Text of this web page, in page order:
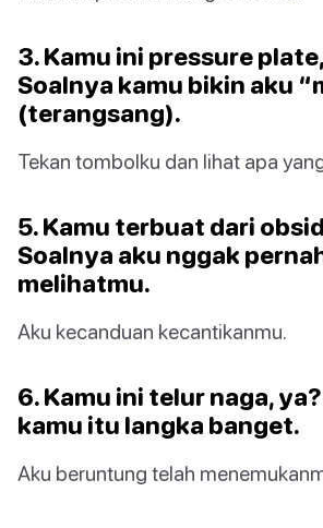
3. Kamu ini pressure
Soalnya kamu bikin aku
(terangsang).
Tekan tombolku dan lihat apa
5. Kamu terbuat dari
Soalnya aku nggak
melihatmu.
Aku kecanduan kecantikanmu.
6. Kamu ini telur naga,
kamu itu langka banget.
Aku beruntung telah